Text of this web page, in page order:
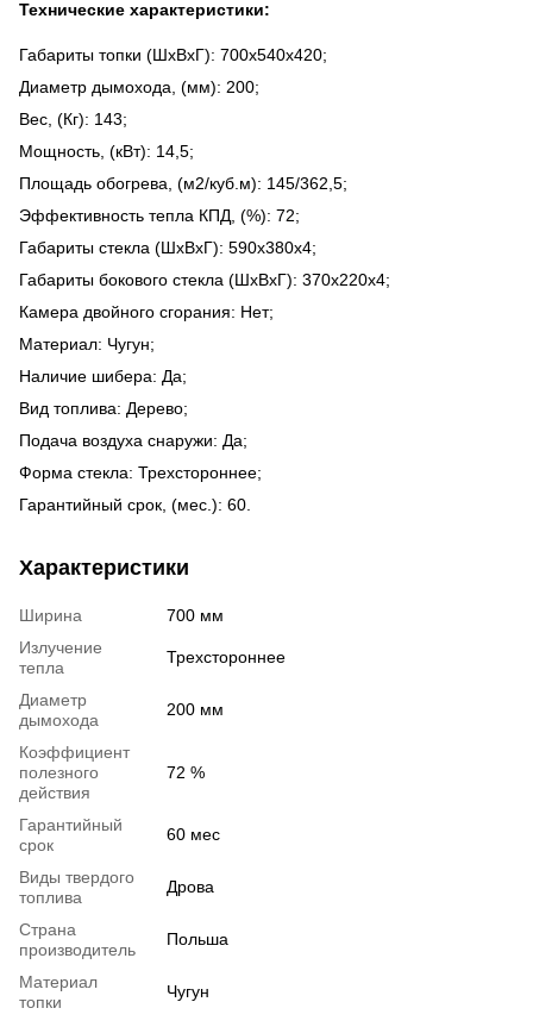
Технические характеристики:
Габариты топки (ШхВхГ): 700х540х420;
Диаметр дымохода, (мм): 200;
Вес, (Кг): 143;
Мощность, (кВт): 14,5;
Площадь обогрева, (м2/куб.м): 145/362,5;
Эффективность тепла КПД, (%): 72;
Габариты стекла (ШхВхГ): 590х380х4;
Габариты бокового стекла (ШхВхГ): 370х220х4;
Камера двойного сгорания: Нет;
Материал: Чугун;
Наличие шибера: Да;
Вид топлива: Дерево;
Подача воздуха снаружи: Да;
Форма стекла: Трехстороннее;
Гарантийный срок, (мес.): 60.
Характеристики
Ширина
700 мм
Излучение
тепла
Трехстороннее
Диаметр
дымохода
200 мм
Коэффициент
полезного
действия
72 %
Гарантийный
срок
60 мес
Виды твердого
топлива
Дрова
Страна
производитель
Польша
Материал
топки
Чугун